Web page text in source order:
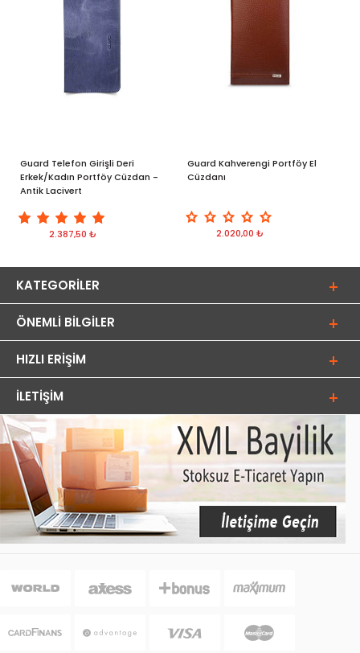
Guard Telefon Girişli Deri
Erkek/Kadın Portföy Cüzdan -
Antik Lacivert
2.387,50 ₺
Guard Kahverengi Portföy El
Cüzdanı
2.020,00 ₺
KATEGORILER
ÖNEMLI BILGILER
HIZLI ERIŞIM
İLETIŞIM